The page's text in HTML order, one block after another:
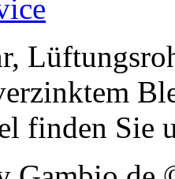
finden Sie